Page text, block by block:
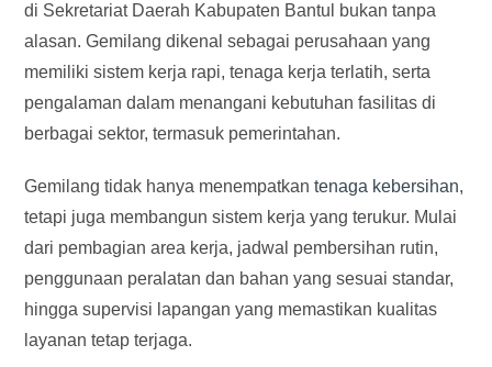
di Sekretariat Daerah Kabupaten Bantul bukan tanpa
alasan. Gemilang dikenal sebagai perusahaan yang
memiliki sistem kerja rapi, tenaga kerja terlatih, serta
pengalaman dalam menangani kebutuhan fasilitas di
berbagai sektor, termasuk pemerintahan.
Gemilang tidak hanya menempatkantenaga kebersihan,
tetapi juga membangun sistem kerja yang terukur. Mulai
dari pembagian area kerja, jadwal pembersihan rutin,
penggunaan peralatan dan bahan yang sesuai standar,
hingga supervisi lapangan yang memastikan kualitas
layanan tetap terjaga.